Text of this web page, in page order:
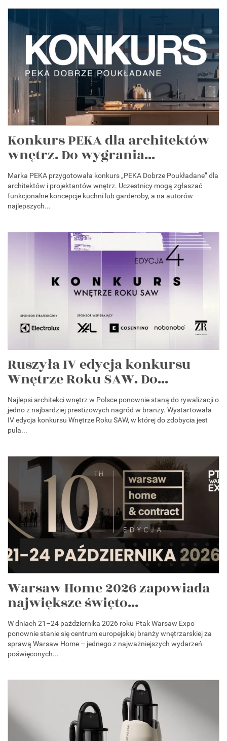
Konkurs PEKA dla architektów
wnętrz. Do wygrania...
Marka PEKA przygotowała konkurs „PEKA Dobrze Poukładane” dla
architektów i projektantów wnętrz. Uczestnicy mogą zgłaszać
funkcjonalne koncepcje kuchni lub garderoby, a na autorów
najlepszych...
Ruszyła IV edycja konkursu
Wnętrze Roku SAW. Do...
Najlepsi architekci wnętrz w Polsce ponownie staną do rywalizacji o
jedno z najbardziej prestiżowych nagród w branży. Wystartowała
IV edycja konkursu Wnętrze Roku SAW, w której do zdobycia jest
pula...
Warsaw Home 2026 zapowiada
największe święto...
W dniach 21–24 października 2026 roku Ptak Warsaw Expo
ponownie stanie się centrum europejskiej branży wnętrzarskiej za
sprawą Warsaw Home – jednego z najważniejszych wydarzeń
poświęconych...